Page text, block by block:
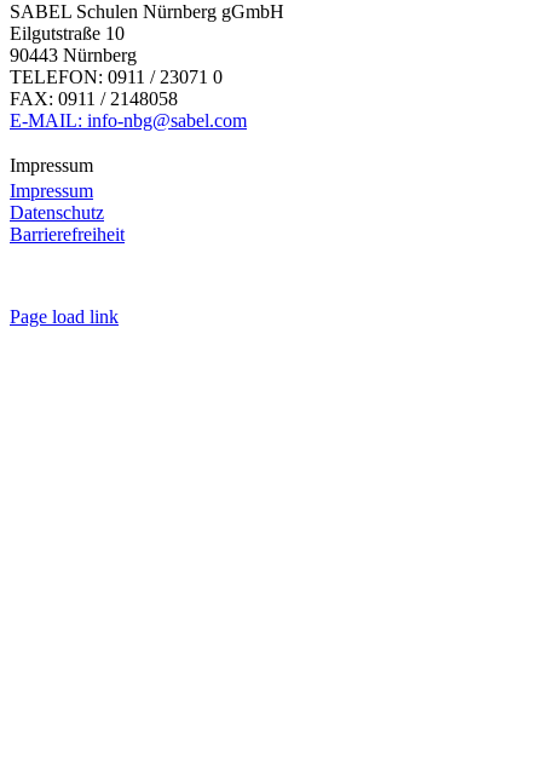
SABEL Schulen Nürnberg gGmbH
Eilgutstraße 10
90443 Nürnberg
TELEFON: 0911 / 23071 0
FAX: 0911 / 2148058
E-MAIL: info-nbg@sabel.com
Impressum
Impressum
Datenschutz
Barrierefreiheit
Page load link